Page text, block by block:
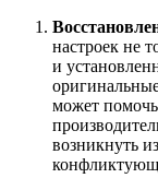
настроек не
и
может
возникнуть